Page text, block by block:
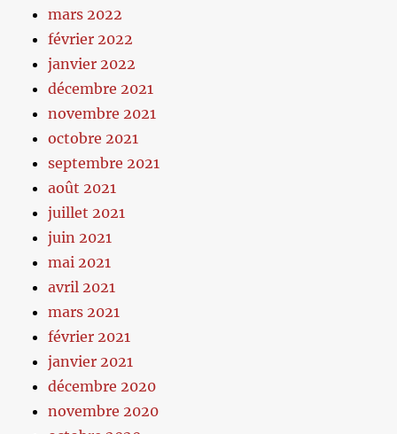
mars 2022
février 2022
janvier 2022
décembre 2021
novembre 2021
octobre 2021
septembre 2021
août 2021
juillet 2021
juin 2021
mai 2021
avril 2021
mars 2021
février 2021
janvier 2021
décembre 2020
novembre 2020